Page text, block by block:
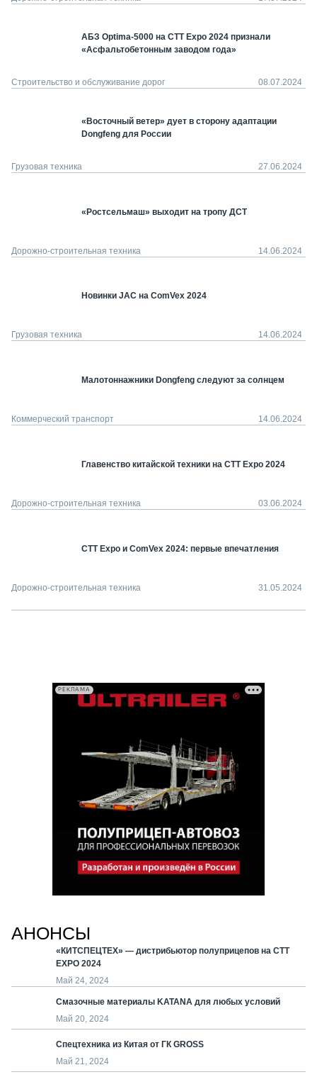
АНОНСЫ
«КИТСПЕЦТЕХ» — дистрибьютор полуприцепов на СТТ
EXPO 2024
Май 24, 2024
Смазочные материалы KATANA для любых условий
Май 20, 2024
Спецтехника из Китая от ГК GROSS
Май 21, 2024
РЕКЛАМА
АБЗ Optima-5000 на СТТ Expo 2024 признали
«Асфальтобетонным заводом года»
Строительство и обслуживание дорог 08.07.2024
«Восточный ветер» дует в сторону адаптации
Dongfeng для России
Грузовая техника 27.06.2024
«Ростсельмаш» выходит на тропу ДСТ
Дорожно-строительная техника 14.06.2024
Новинки JAC на ComVex 2024
Грузовая техника 14.06.2024
Малотоннажники Dongfeng следуют за солнцем
Коммерческий транспорт 14.06.2024
Главенство китайской техники на СТТ Expo 2024
Дорожно-строительная техника 03.06.2024
СТТ Expo и ComVex 2024: первые впечатления
Дорожно-строительная техника 31.05.2024